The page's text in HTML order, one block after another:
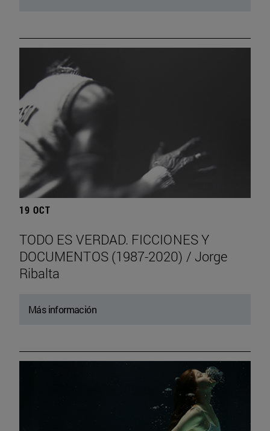
19 OCT
TODO ES VERDAD. FICCIONES Y
DOCUMENTOS (1987-2020) / Jorge
Ribalta
Más información